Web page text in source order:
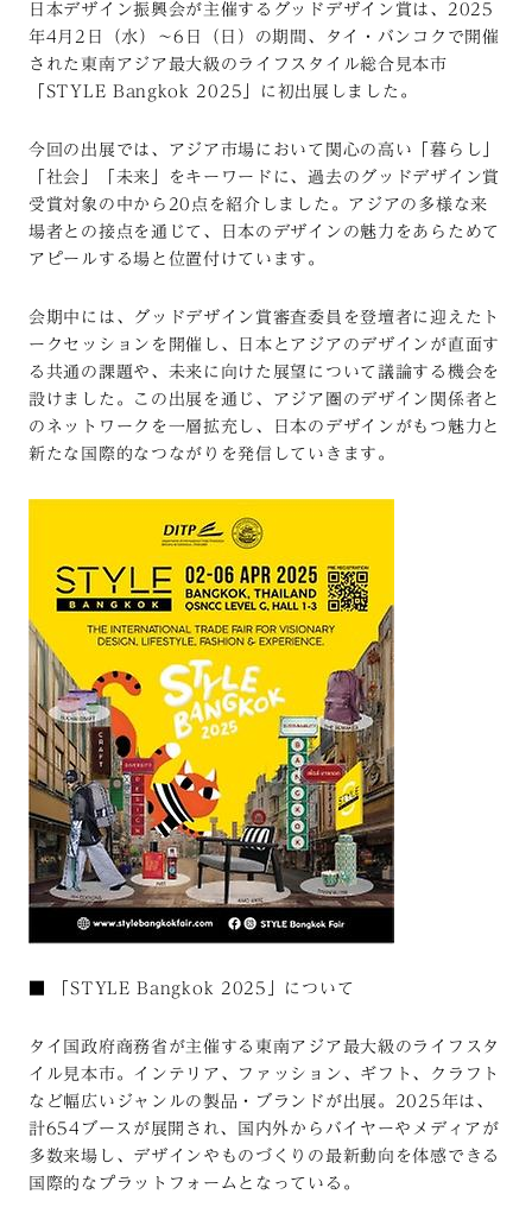
日本デザイン振興会が主催するグッドデザイン賞は、2025
年4月2日（水）〜6日（日）の期間、タイ・バンコクで開催
された東南アジア最大級のライフスタイル総合見本市
「STYLE Bangkok 2025」に初出展しました。
今回の出展では、アジア市場において関心の高い「暮らし」
「社会」「未来」をキーワードに、過去のグッドデザイン賞
受賞対象の中から20点を紹介しました。アジアの多様な来
場者との接点を通じて、日本のデザインの魅力をあらためて
アピールする場と位置付けています。
会期中には、グッドデザイン賞審査委員を登壇者に迎えたト
ークセッションを開催し、日本とアジアのデザインが直面す
る共通の課題や、未来に向けた展望について議論する機会を
設けました。この出展を通じ、アジア圏のデザイン関係者と
のネットワークを一層拡充し、日本のデザインがもつ魅力と
新たな国際的なつながりを発信していきます。
「STYLE Bangkok 2025」について
タイ国政府商務省が主催する東南アジア最大級のライフスタ
イル見本市。インテリア、ファッション、ギフト、クラフト
など幅広いジャンルの製品・ブランドが出展。2025年は、
計654ブースが展開され、国内外からバイヤーやメディアが
多数来場し、デザインやものづくりの最新動向を体感できる
国際的なプラットフォームとなっている。